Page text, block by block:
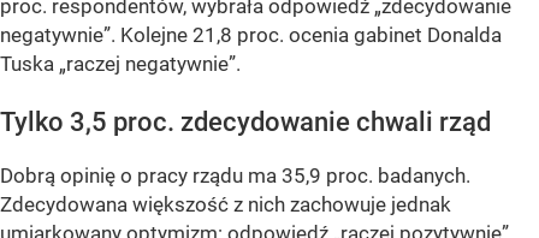
proc. respondentów, wybrała odpowiedź „zdecydowanie
negatywnie”. Kolejne 21,8 proc. ocenia gabinet Donalda
Tuska „raczej negatywnie”.
Tylko 3,5 proc. zdecydowanie chwali rząd
Dobrą opinię o pracy rządu ma 35,9 proc. badanych.
Zdecydowana większość z nich zachowuje jednak
umiarkowany optymizm: odpowiedź „raczej pozytywnie”